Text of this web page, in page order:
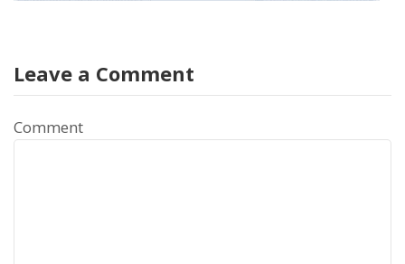
Leave a Comment
Comment